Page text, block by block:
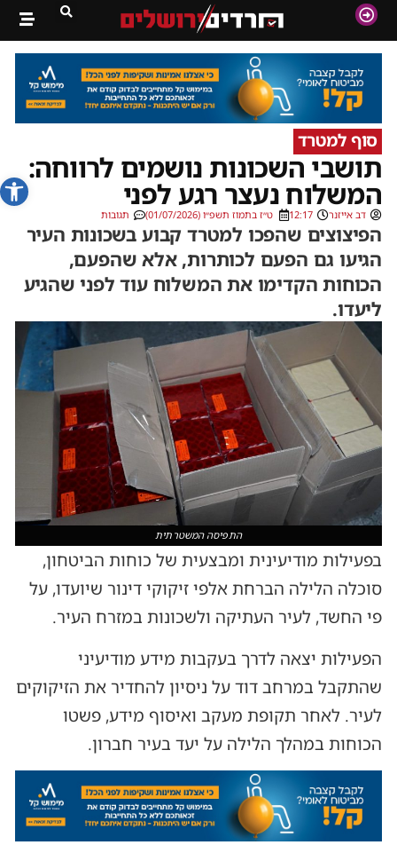
פתח
סוף למטרד
תושבי השכונות נושמים לרווחה:
המשלוח נעצר רגע לפני
דב אייזנר 12:17 ט״ז בתמוז תשפ״ו (01/07/2026) תגובות
הפיצוצים שהפכו למטרד קבוע בשכונות העיר
הגיעו גם הפעם לכותרות, אלא שהפעם,
הכוחות הקדימו את המשלוח עוד לפני שהגיע
ליעדו.
התפיסה המשטרתית
בפעילות מודיעינית ומבצעית של כוחות הביטחון,
סוכלה הלילה הברחת אלפי זיקוקי דינור שיועדו, על
פי החשד, לעיר העתיקה ולשכונות במזרח העיר.
הפעילות יצאה לדרך בעקבות מידע מודיעיני
שהתקבל במרחב דוד על ניסיון להחדיר את הזיקוקים
לעיר. לאחר תקופת מעקב ואיסוף מידע, פשטו
הכוחות במהלך הלילה על יעד בעיר חברון.